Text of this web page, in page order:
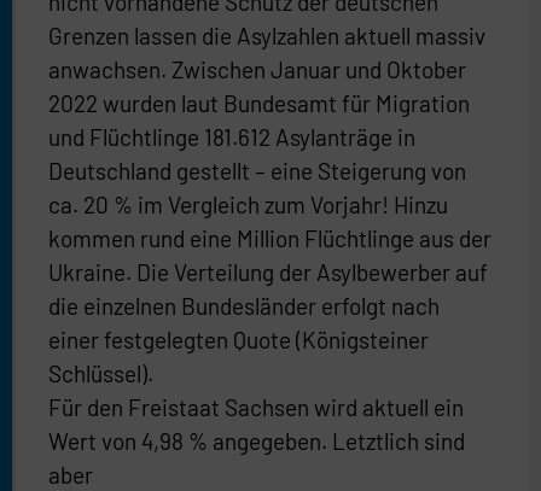
Grenzen lassen die Asylzahlen aktuell massiv
anwachsen. Zwischen Januar und Oktober
2022 wurden laut Bundesamt für Migration
und Flüchtlinge 181.612 Asylanträge in
Deutschland gestellt – eine Steigerung von
ca. 20 % im Vergleich zum Vorjahr! Hinzu
kommen rund eine Million Flüchtlinge aus der
Ukraine. Die Verteilung der Asylbewerber auf
die einzelnen Bundesländer erfolgt nach
einer festgelegten Quote (Königsteiner
Schlüssel).
Für den Freistaat Sachsen wird aktuell ein
Wert von 4,98 % angegeben. Letztlich sind
aber